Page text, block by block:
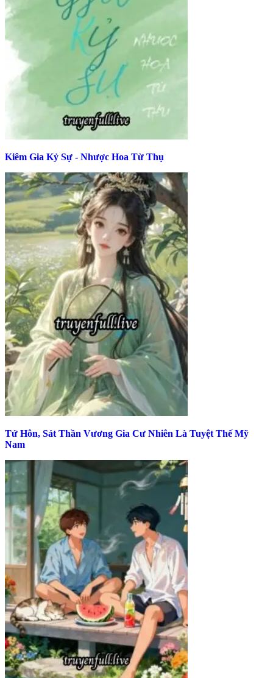
Kiêm Gia Kỷ Sự - Nhược Hoa Từ Thụ
Tứ Hôn, Sát Thần Vương Gia Cư Nhiên Là Tuyệt Thế Mỹ
Nam